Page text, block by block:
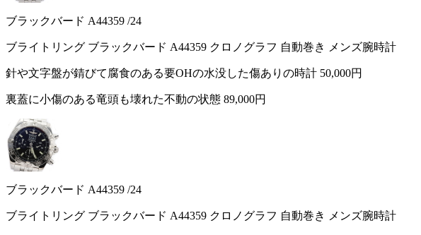
ブラックバード A44359 /24
ブライトリング ブラックバード A44359 クロノグラフ 自動巻き メンズ腕時計
針や文字盤が錆びて腐食のある要OHの水没した傷ありの時計 50,000円
裏蓋に小傷のある竜頭も壊れた不動の状態 89,000円
ブラックバード A44359 /24
ブライトリング ブラックバード A44359 クロノグラフ 自動巻き メンズ腕時計